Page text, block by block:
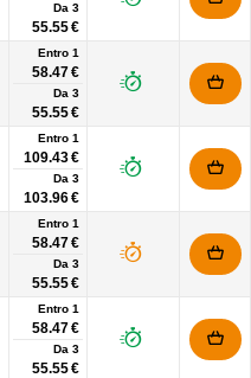
Da 3
55.55 €
Entro 1
58.47 €
Da 3
55.55 €
Entro 1
109.43 €
Da 3
103.96 €
Entro 1
58.47 €
Da 3
55.55 €
Entro 1
58.47 €
Da 3
55.55 €